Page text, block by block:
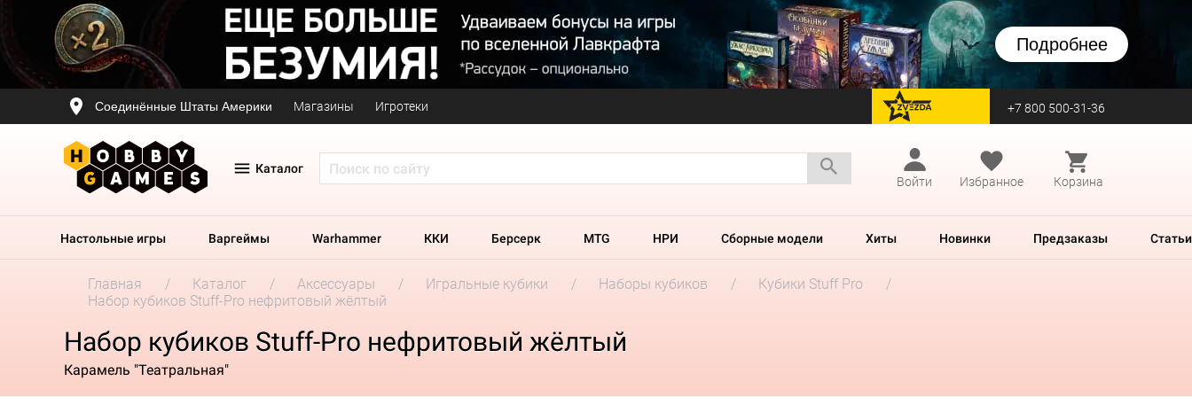
Подробнее
Соединённые Штаты Америки Магазины Игротеки перейти на Zvezda +7 800 500-31-36
Каталог
Войти
Избранное Корзина
Настольные игры Варгеймы Warhammer ККИ Берсерк MTG НРИ Сборные модели Хиты Новинки Предзаказы Статьи
Главная Каталог Аксессуары Игральные кубики Наборы кубиков
Кубики Stuff Pro
Набор кубиков Stuff-Pro нефритовый жёлтый
Набор кубиков Stuff-Pro нефритовый жёлтый
Карамель "Театральная"